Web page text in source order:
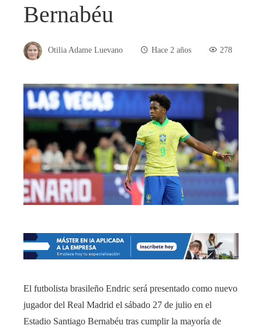
Bernabéu
Otilia Adame Luevano Hace 2 años 278
El futbolista brasileño Endric será presentado como nuevo
jugador del Real Madrid el sábado 27 de julio en el
Estadio Santiago Bernabéu tras cumplir la mayoría de